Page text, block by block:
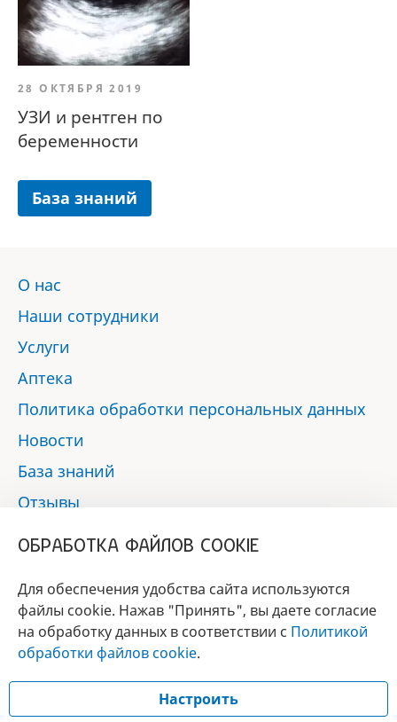
28 ОКТЯБРЯ 2019
УЗИ и рентген по
беременности
База знаний
О нас
Наши сотрудники
Услуги
Аптека
Политика обработки персональных данных
Новости
База знаний
Отзывы
БРЕНД
ГОДА 2017 - 2019
© 2017 - 2026 «Альфа-вет»
ОБРАБОТКА ФАЙЛОВ COOKIE
Для обеспечения удобства сайта используются
файлы cookie. Нажав "Принять", вы даете согласие
на обработку данных в соответствии с Политикой
обработки файлов cookie.
Настроить